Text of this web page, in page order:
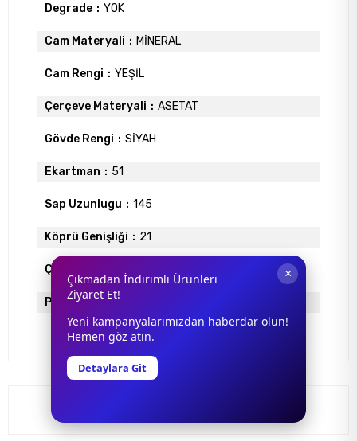
Degrade YOK
Cam Materyali MİNERAL
Cam Rengi YEŞİL
Çerçeve Materyali ASETAT
Gövde Rengi SİYAH
Ekartman 51
Sap Uzunlugu 145
Köprü Genişliği 21
Çerçeve Tipi
Polarize VAR
×
Çıkmadan İndirimli Ürünleri
Ziyaret Et!
Yeni kampanyalarımızdan haberdar olun!
Hemen göz atın.
Detaylara Git